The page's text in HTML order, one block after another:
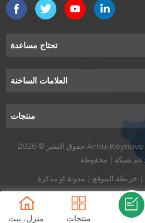
تحتاج مساعدة
العلامات الساخنة
منتجات
حقوق النشر © 2026 Anhui Keynovo Biotech Co., Ltd. كل الحقوق
|
مدونة او مذكرة | خريطة الموقع |
منزل، بيت منتجات